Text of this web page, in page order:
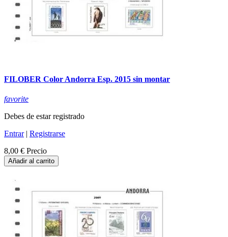
FILOBER Color Andorra Esp. 2015 sin montar
favorite
Debes de estar registrado
Entrar| Registrarse
8,00 € Precio
Añadir al carrito